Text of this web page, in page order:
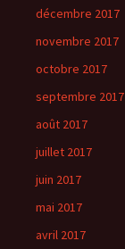
décembre 2017
novembre 2017
octobre 2017
septembre 2017
août 2017
juillet 2017
juin 2017
mai 2017
avril 2017